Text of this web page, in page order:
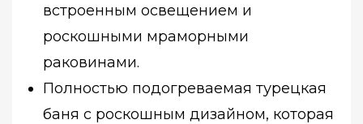
встроенным освещением и
роскошными мраморными
раковинами.
Полностью подогреваемая турецкая
баня с роскошным дизайном, которая